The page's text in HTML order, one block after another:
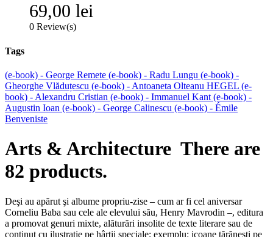
69,00 lei
0 Review(s)
Tags
(e-book) - George Remete (e-book) - Radu Lungu (e-book) -
Gheorghe Vlăduțescu (e-book) - Antoaneta Olteanu HEGEL (e-
book) - Alexandru Cristian (e-book) - Immanuel Kant (e-book) -
Augustin Ioan (e-book) - George Calinescu (e-book) - Émile
Benveniste
Arts & Architecture There are
82 products.
Deşi au apărut şi albume propriu-zise – cum ar fi cel aniversar
Corneliu Baba sau cele ale elevului său, Henry Mavrodin –, editura
a promovat genuri mixte, alăturări insolite de texte literare sau de
conţinut cu ilustraţie pe hârtii speciale; exemplu: icoane ţărăneşti pe